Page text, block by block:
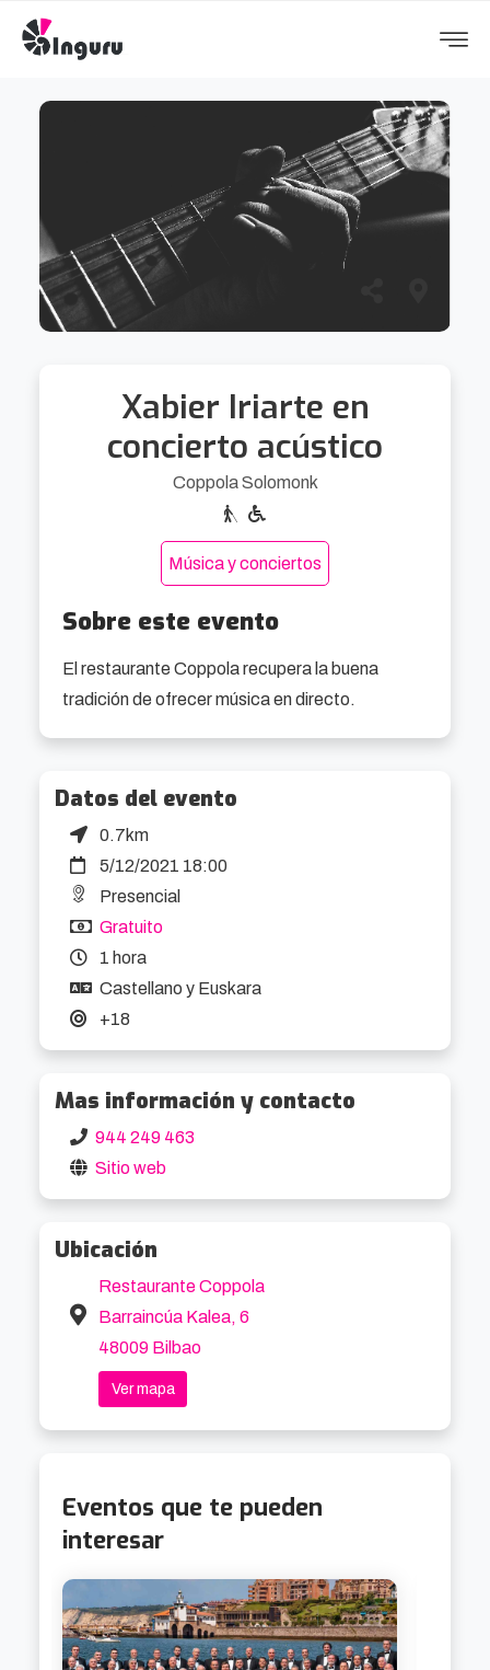
Xabier Iriarte en
concierto acústico
Coppola Solomonk
Música y conciertos
Sobre este evento
El restaurante Coppola recupera la buena
tradición de ofrecer música en directo.
Datos del evento
0.7km
5/12/2021 18:00
Presencial
Gratuito
1 hora
Castellano y Euskara
+18
Mas información y contacto
944 249 463
Sitio web
Ubicación
Restaurante Coppola
Barraincúa Kalea, 6
48009 Bilbao
Ver mapa
Eventos que te pueden
interesar